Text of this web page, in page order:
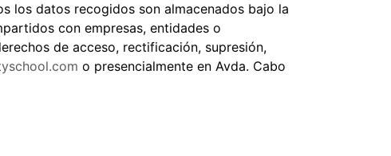
los datos recogidos son almacenados bajo la
con empresas, entidades o
de acceso, rectificación, supresión,
o presencialmente en Avda. Cabo